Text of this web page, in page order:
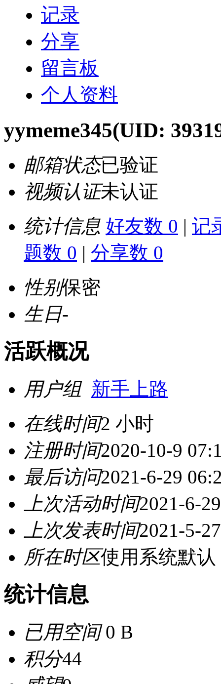
记录
分享
留言板
个人资料
yymeme345(UID:
邮箱状态已验证
视频认证未认证
统计信息 好友数 0 | 记
题数 0 | 分享数 0
性别保密
生日-
活跃概况
用户组 新手上路
在线时间2 小时
注册时间2020-10-9
最后访问2021-6-29
上次活动时间2021-6-
上次发表时间2021-5-
所在时区使用系统默认
统计信息
已用空间0 B
积分44